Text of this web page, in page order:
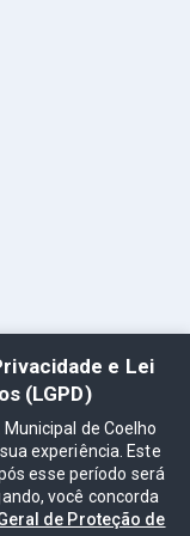
e Lei
(LGPD)
de Coelho
experiência. Este
esse período será
você concorda
de Proteção de